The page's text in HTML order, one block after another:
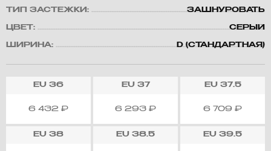
ТИП ЗАСТЕЖКИ: ЗАШНУРОВАТЬ
ЦВЕТ: СЕРЫЙ
ШИРИНА: D (СТАНДАРТНАЯ)
EU 36
6 432 ₽
EU37
6 293 ₽
EU37.5
6 709 ₽
EU 38 EU 38.5 EU 39.5